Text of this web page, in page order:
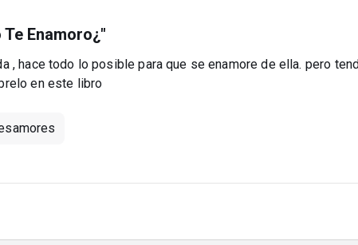
Enamoro¿"
, hace todo lo posible para que se enamore de ella. pero
en este libro